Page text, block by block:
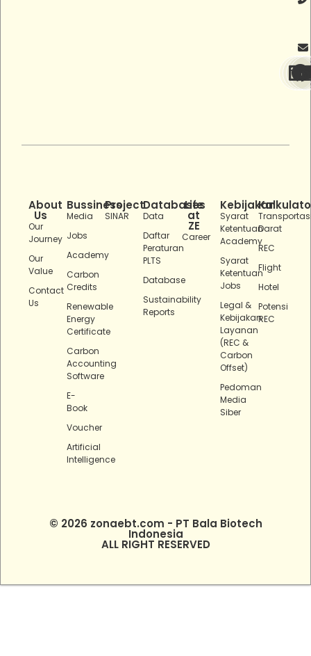
About
Us
Our
Journey
Our
Value
Contact
Us
Bussiness
Media
Jobs
Academy
Carbon
Credits
Renewable
Energy
Certificate
Carbon
Accounting
Software
E-
Book
Voucher
Artificial
Intelligence
Project
SINAR
Databases
Data
Daftar
Peraturan
PLTS
Database
Sustainability
Reports
Life
at
ZE
Career
Kebijakan
Syarat
Ketentuan
Academy
Syarat
Ketentuan
Jobs
Legal &
Kebijakan
Layanan
(REC &
Carbon
Offset)
Pedoman
Media
Siber
Darat
REC
Flight
Hotel
Potensi
REC
© 2026 zonaebt.com - PT Bala Biotech
Indonesia
ALL RIGHT RESERVED